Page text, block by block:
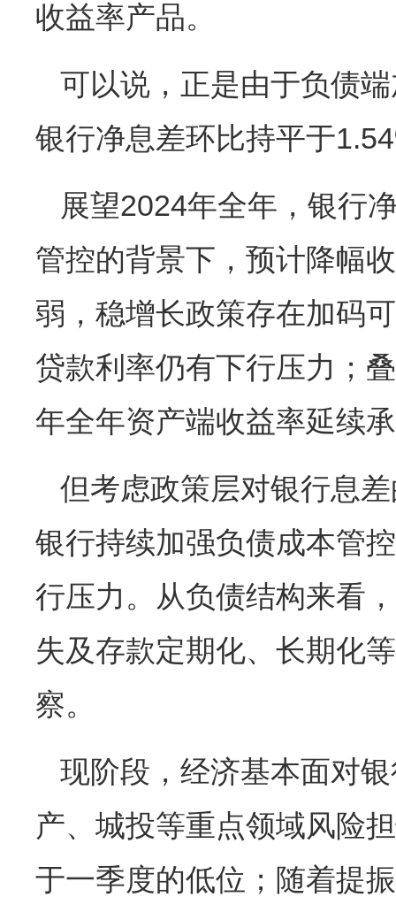
收益率产品。
可以说，正是由于负债
银行净息差环比持平于
展望2024年全年，银行
管控的背景下，预计降幅
弱，稳增长政策存在加码
贷款利率仍有下行压力；
年全年资产端收益率延续
但考虑政策层对银行息
银行持续加强负债成本管
行压力。从负债结构来看
失及存款定期化、长期化
察。
现阶段，经济基本面对
产、城投等重点领域风险
于一季度的低位；随着提